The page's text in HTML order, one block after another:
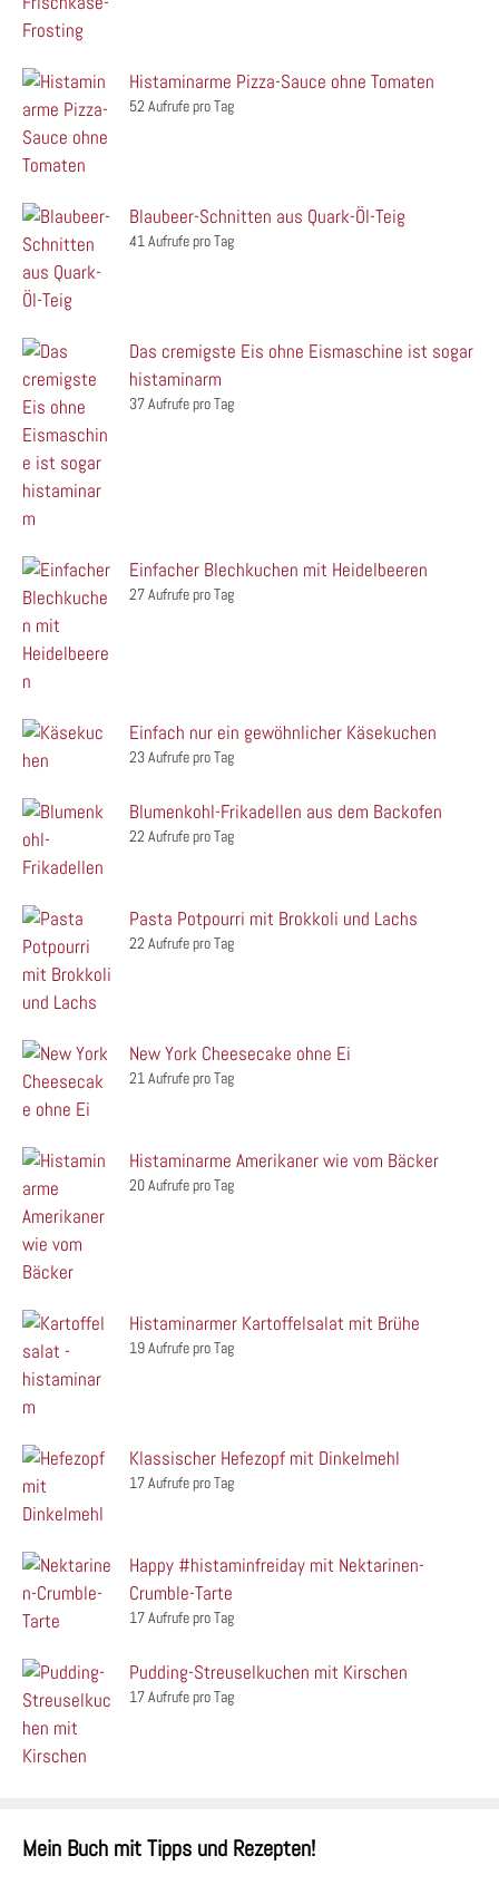
Histaminarme Pizza-Sauce ohne Tomaten
52 Aufrufe pro Tag
Blaubeer-Schnitten aus Quark-Öl-Teig
41 Aufrufe pro Tag
Das cremigste Eis ohne Eismaschine ist sogar
histaminarm
37 Aufrufe pro Tag
Einfacher Blechkuchen mit Heidelbeeren
27 Aufrufe pro Tag
Einfach nur ein gewöhnlicher Käsekuchen
23 Aufrufe pro Tag
Blumenkohl-Frikadellen aus dem Backofen
22 Aufrufe pro Tag
Pasta Potpourri mit Brokkoli und Lachs
22 Aufrufe pro Tag
New York Cheesecake ohne Ei
21 Aufrufe pro Tag
Histaminarme Amerikaner wie vom Bäcker
20 Aufrufe pro Tag
Histaminarmer Kartoffelsalat mit Brühe
19 Aufrufe pro Tag
Klassischer Hefezopf mit Dinkelmehl
17 Aufrufe pro Tag
Happy #histaminfreiday mit Nektarinen-
Crumble-Tarte
17 Aufrufe pro Tag
Pudding-Streuselkuchen mit Kirschen
17 Aufrufe pro Tag
Mein Buch mit Tipps und Rezepten!